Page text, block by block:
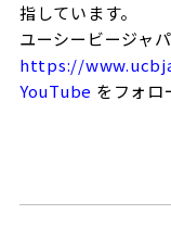
指しています。
ユーシービージャ
https://
YouTube をフォロ